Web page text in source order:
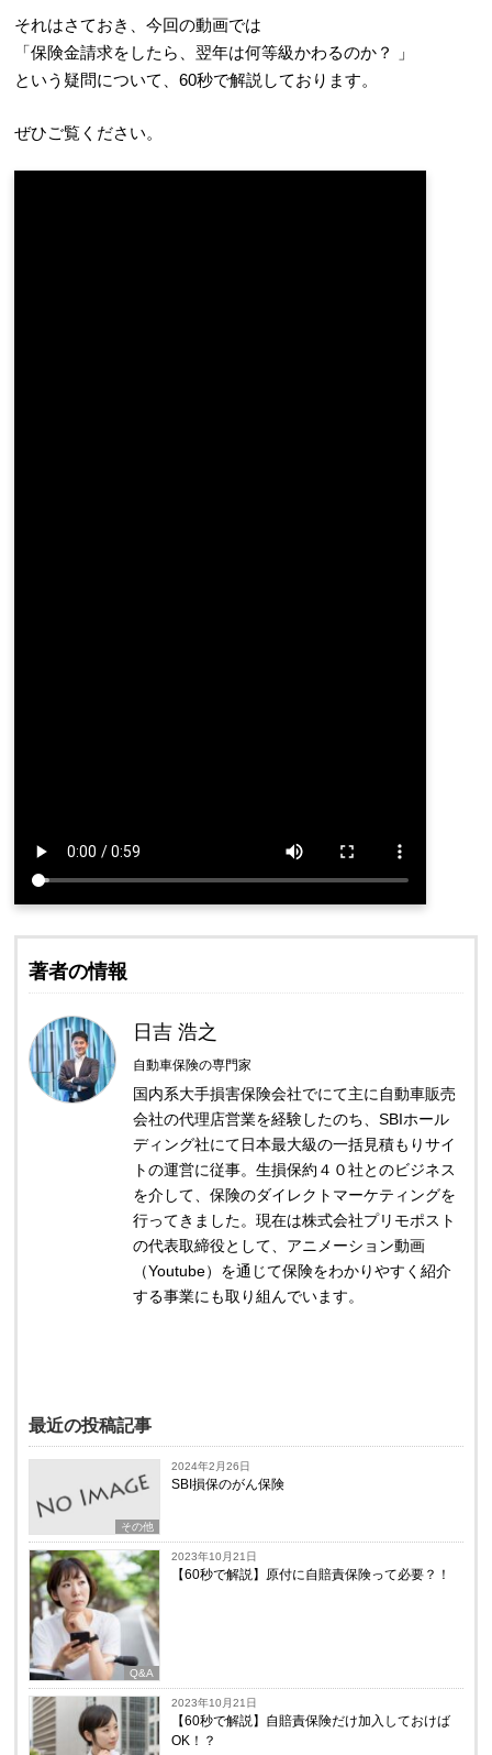
それはさておき、今回の動画では
「保険金請求をしたら、翌年は何等級かわるのか？ 」
という疑問について、60秒で解説しております。
ぜひご覧ください。
著者の情報
日吉 浩之
自動車保険の専門家
国内系大手損害保険会社でにて主に自動車販売
会社の代理店営業を経験したのち、SBIホール
ディング社にて日本最大級の一括見積もりサイ
トの運営に従事。生損保約４０社とのビジネス
を介して、保険のダイレクトマーケティングを
行ってきました。現在は株式会社プリモポスト
の代表取締役として、アニメーション動画
（Youtube）を通じて保険をわかりやすく紹介
する事業にも取り組んでいます。
最近の投稿記事
その他
2024年2月26日
SBI損保のがん保険
Q&A
2023年10月21日
【60秒で解説】原付に自賠責保険って必要？！
2023年10月21日
【60秒で解説】自賠責保険だけ加入しておけば
OK！？